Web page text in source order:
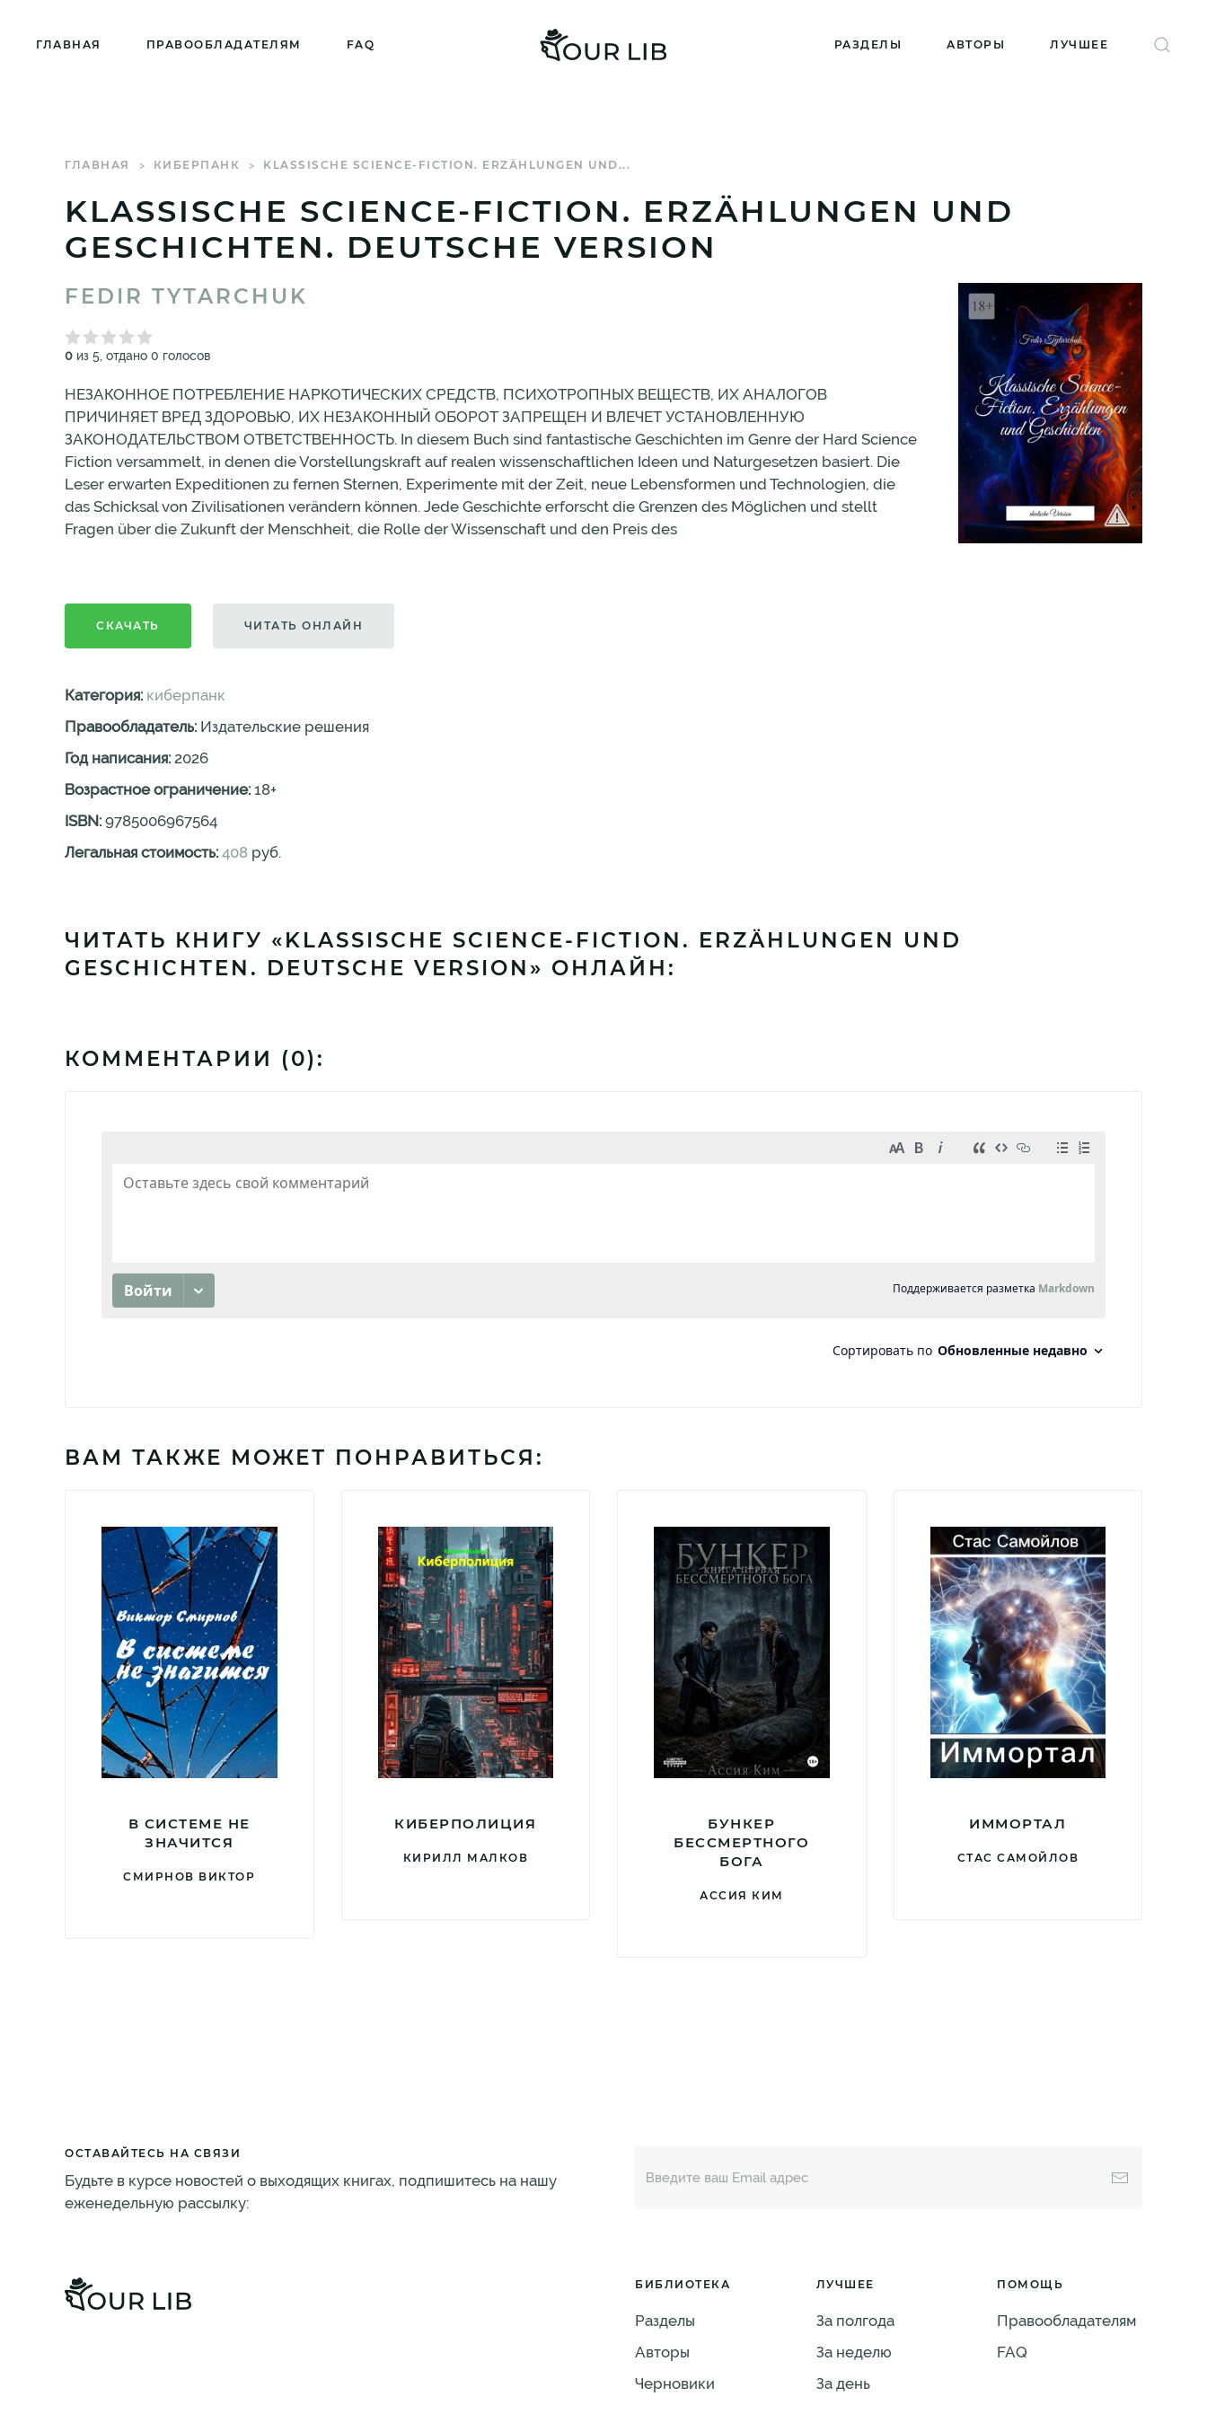
ГЛАВНАЯ ПРАВООБЛАДАТЕЛЯМ FAQ РАЗДЕЛЫ АВТОРЫ ЛУЧШЕЕ
ГЛАВНАЯ КИБЕРПАНК KLASSISCHE SCIENCE-FICTION. ERZÄHLUNGEN UND...
KLASSISCHE SCIENCE-FICTION. ERZÄHLUNGEN UND
GESCHICHTEN. DEUTSCHE VERSION
FEDIR TYTARCHUK
0 из 5, отдано 0 голосов
НЕЗАКОННОЕ ПОТРЕБЛЕНИЕ НАРКОТИЧЕСКИХ СРЕДСТВ, ПСИХОТРОПНЫХ ВЕЩЕСТВ, ИХ АНАЛОГОВ
ПРИЧИНЯЕТ ВРЕД ЗДОРОВЬЮ, ИХ НЕЗАКОННЫЙ ОБОРОТ ЗАПРЕЩЕН И ВЛЕЧЕТ УСТАНОВЛЕННУЮ
ЗАКОНОДАТЕЛЬСТВОМ ОТВЕТСТВЕННОСТЬ. In diesem Buch sind fantastische Geschichten im Genre der Hard Science
Fiction versammelt, in denen die Vorstellungskraft auf realen wissenschaftlichen Ideen und Naturgesetzen basiert. Die
Leser erwarten Expeditionen zu fernen Sternen, Experimente mit der Zeit, neue Lebensformen und Technologien, die
das Schicksal von Zivilisationen verändern können. Jede Geschichte erforscht die Grenzen des Möglichen und stellt
Fragen über die Zukunft der Menschheit, die Rolle der Wissenschaft und den Preis des
СКАЧАТЬ ЧИТАТЬ ОНЛАЙН
Категория: киберпанк
Правообладатель: Издательские решения
Год написания: 2026
Возрастное ограничение: 18+
ISBN: 9785006967564
Легальная стоимость: 408 руб.
ЧИТАТЬ КНИГУ «KLASSISCHE SCIENCE-FICTION. ERZÄHLUNGEN UND
GESCHICHTEN. DEUTSCHE VERSION» ОНЛАЙН:
КОММЕНТАРИИ (0):
ВАМ ТАКЖЕ МОЖЕТ ПОНРАВИТЬСЯ:
В СИСТЕМЕ НЕ
ЗНАЧИТСЯ
СМИРНОВ ВИКТОР
КИБЕРПОЛИЦИЯ
КИРИЛЛ МАЛКОВ
БУНКЕР
БЕССМЕРТНОГО
БОГА
АССИЯ КИМ
ИММОРТАЛ
СТАС САМОЙЛОВ
ОСТАВАЙТЕСЬ НА СВЯЗИ
Будьте в курсе новостей о выходящих книгах, подпишитесь на нашу
еженедельную рассылку:
БИБЛИОТЕКА
Разделы
Авторы
Черновики
ЛУЧШЕЕ
За полгода
За неделю
За день
ПОМОЩЬ
Правообладателям
FAQ